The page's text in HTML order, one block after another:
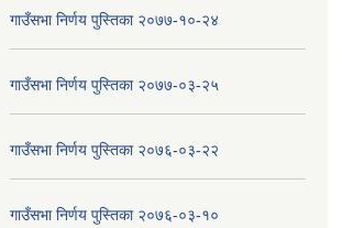
गाउँसभा निर्णय पुस्तिका २०७७-१०-२४
गाउँसभा निर्णय पुस्तिका २०७७-०३-२५
गाउँसभा निर्णय पुस्तिका २०७६-०३-२२
गाउँसभा निर्णय पुस्तिका २०७६-०३-१०